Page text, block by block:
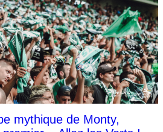
mythique de Monty,